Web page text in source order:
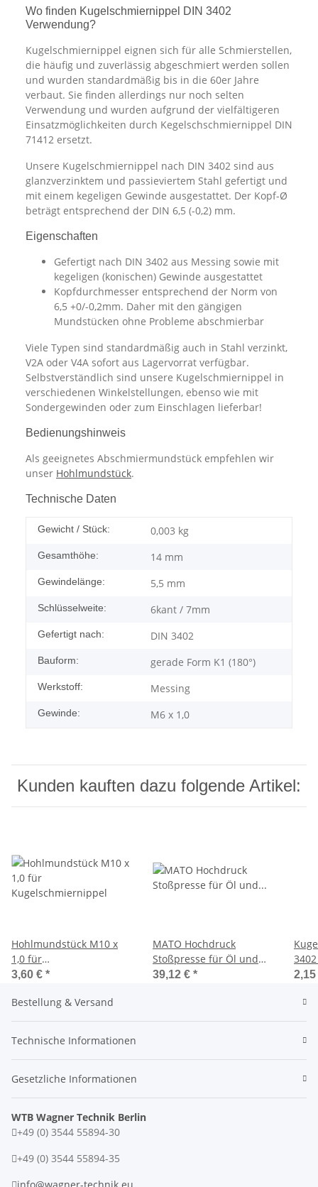
Wo finden Kugelschmiernippel DIN 3402
Verwendung?
Kugelschmiernippel eignen sich für alle Schmierstellen,
die häufig und zuverlässig abgeschmiert werden sollen
und wurden standardmäßig bis in die 60er Jahre
verbaut. Sie finden allerdings nur noch selten
Verwendung und wurden aufgrund der vielfältigeren
Einsatzmöglichkeiten durch Kegelschschmiernippel DIN
71412 ersetzt.
Unsere Kugelschmiernippel nach DIN 3402 sind aus
glanzverzinktem und passieviertem Stahl gefertigt und
mit einem kegeligen Gewinde ausgestattet. Der Kopf-Ø
beträgt entsprechend der DIN 6,5 (-0,2) mm.
Eigenschaften
Gefertigt nach DIN 3402 aus Messing sowie mit
kegeligen (konischen) Gewinde ausgestattet
Kopfdurchmesser entsprechend der Norm von
6,5 +0/-0,2mm. Daher mit den gängigen
Mundstücken ohne Probleme abschmierbar
Viele Typen sind standardmäßig auch in Stahl verzinkt,
V2A oder V4A sofort aus Lagervorrat verfügbar.
Selbstverständlich sind unsere Kugelschmiernippel in
verschiedenen Winkelstellungen, ebenso wie mit
Sondergewinden oder zum Einschlagen lieferbar!
Bedienungshinweis
Als geeignetes Abschmiermundstück empfehlen wir
unser Hohlmundstück.
Technische Daten
Gewicht / Stück: 0,003 kg
Gesamthöhe: 14 mm
Gewindelänge: 5,5 mm
Schlüsselweite: 6kant / 7mm
Gefertigt nach: DIN 3402
Bauform: gerade Form K1 (180°)
Werkstoff: Messing
Gewinde: M6 x 1,0
Kunden kauften dazu folgende Artikel:
Hohlmundstück M10 x
1,0 für
Kugelschmiernippel
3,60 € *
MATO Hochdruck
Stoßpresse für Öl und
Fließfette 150ccm mit
39,12 € *
Bestellung & Versand
Technische Informationen
Gesetzliche Informationen
WTB Wagner Technik Berlin
+49 (0) 3544 55894-30
+49 (0) 3544 55894-35